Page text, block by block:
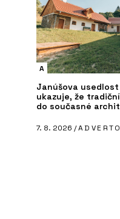
A
Janúšova
ukazuje, že
do současné
7. 8. 2026 /